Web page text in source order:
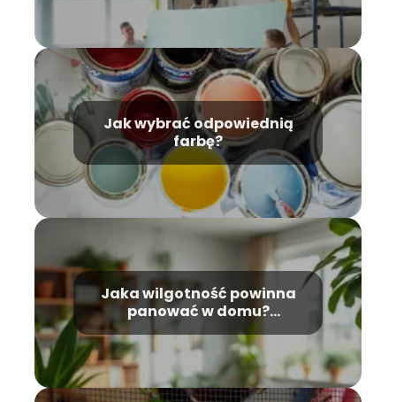
Jak wybrać odpowiednią
farbę?
Jaka wilgotność powinna
panować w domu?
Optymalne wartości i
porady